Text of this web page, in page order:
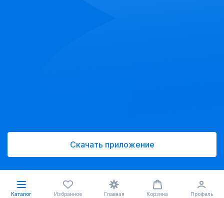
Скачать приложение
Каталог Избранное Главная Корзина Профиль